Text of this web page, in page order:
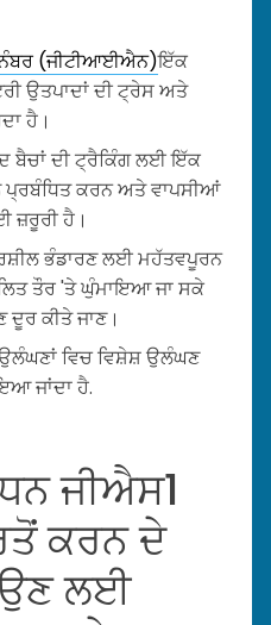
(ਜੀਟੀਆਈਐਨ)ਇੱਕ
ਉਤਪਾਦਾਂ ਦੀ ਟ੍ਰੇਸ ਅਤੇ
ਹੈ।
ਬੈਚਾਂ ਦੀ ਟ੍ਰੈਕਿੰਗ ਲਈ ਇੱਕ
ਪ੍ਰਬੰਧਿਤ ਕਰਨ ਅਤੇ ਵਾਪਸੀਆਂ
ਜ਼ਰੂਰੀ ਹੈ।
ਭੰਡਾਰਣ ਲਈ ਮਹੱਤਵਪੂਰਨ
ਤੌਰ 'ਤੇ ਘੁੰਮਾਇਆ ਜਾ ਸਕੇ
ਕੀਤੇ ਜਾਣ।
ਵਿਚ ਵਿਸ਼ੇਸ਼ ਉਲੰਘਣ
ਜਾਂਦਾ ਹੈ.
ਜੀਐਸ1
ਕਰਨ ਦੇ
ਲਈ